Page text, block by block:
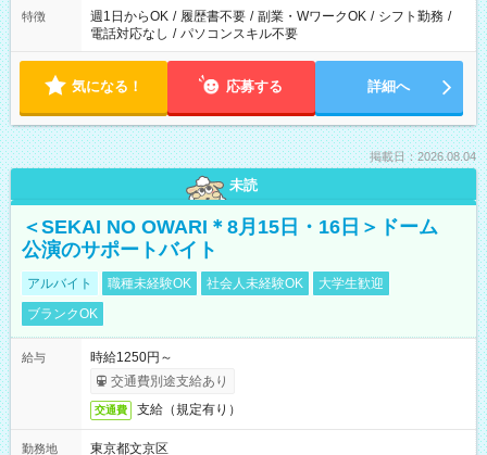
特徴 週1日からOK / 履歴書不要 / 副業・WワークOK / シフト勤務 /
電話対応なし / パソコンスキル不要
気になる！ 応募する 詳細へ
掲載日：2026.08.04
未読
＜SEKAI NO OWARI＊8月15日・16日＞ドーム
公演のサポートバイト
アルバイト 職種未経験OK 社会人未経験OK
大学生歓迎
ブランクOK
給与
時給1250円～
交通費別途支給あり
交通費 支給（規定有り）
勤務地
東京都文京区